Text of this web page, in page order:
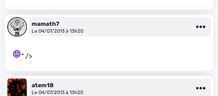
mamath7
Le 04/07/2013 à 13h20
" />
atem18
Le 04/07/2013 à 13h20